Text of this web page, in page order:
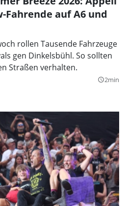
Fahrende auf A6 und
rollen Tausende Fahrzeuge
gen Dinkelsbühl. So sollten
Straßen verhalten.
query_builder2min